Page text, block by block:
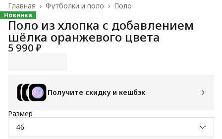
Поло
Футболки и поло ›
Главная ›
Новинка
Поло из хлопка с добавлением
шёлка оранжевого цвета
5 990 ₽
Получите скидку и кешбэк
Размер
46